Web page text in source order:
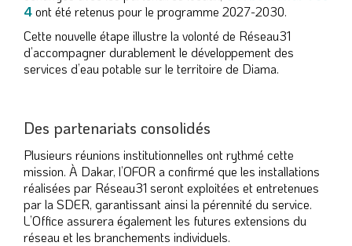
4ont été retenus pour le programme 2027-2030.
Cette nouvelle étape illustre la volonté de Réseau31
d’accompagner durablement le développement des
services d’eau potable sur le territoire de Diama.
Des partenariats consolidés
Plusieurs réunions institutionnelles ont rythmé cette
mission. À Dakar, l’OFOR a confirmé que les installations
réalisées par Réseau31 seront exploitées et entretenues
par la SDER, garantissant ainsi la pérennité du service.
L’Office assurera également les futures extensions du
réseau et les branchements individuels.